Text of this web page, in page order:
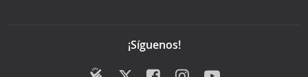
¡Síguenos!